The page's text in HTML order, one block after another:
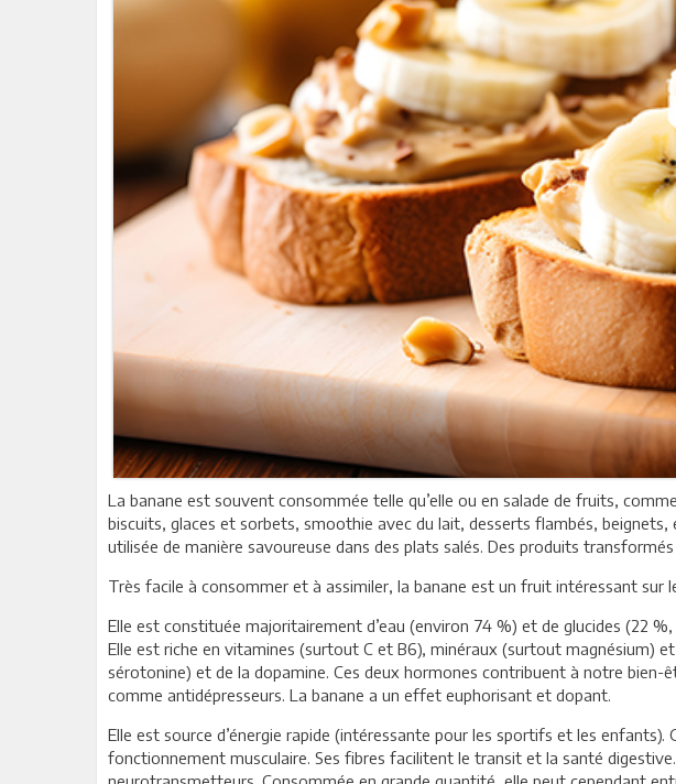
La banane est souvent consommée telle qu’elle ou en salade de fruits,
biscuits, glaces et sorbets, smoothie avec du lait, desserts flambés,
utilisée de manière savoureuse dans des plats salés. Des produits
Très facile à consommer et à assimiler, la banane est un fruit intéressant sur
Elle est constituée majoritairement d’eau (environ 74 %) et de glucides (22
Elle est riche en vitamines (surtout C et B6), minéraux (surtout magnésium)
sérotonine) et de la dopamine. Ces deux hormones contribuent à notre
comme antidépresseurs. La banane a un effet euphorisant et dopant.
Elle est source d’énergie rapide (intéressante pour les sportifs et les
fonctionnement musculaire. Ses fibres facilitent le transit et la santé